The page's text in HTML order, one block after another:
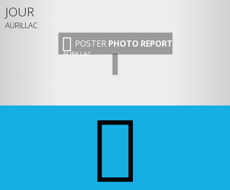
JOUR
AURILLAC
POSTER PHOTO REPORT
AURILLAC